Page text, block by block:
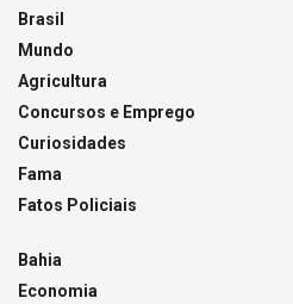
Brasil
Mundo
Agricultura
Concursos e Emprego
Curiosidades
Fama
Fatos Policiais
Bahia
Economia